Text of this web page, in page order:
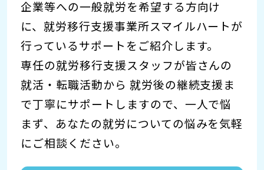
企業等への一般就労を希望する方向け
に、就労移行支援事業所スマイルハートが
行っているサポートをご紹介します。
専任の就労移行支援スタッフが皆さんの
就活・転職活動から 就労後の継続支援ま
で丁寧にサポートしますので、一人で悩
まず、あなたの就労についての悩みを気軽
にご相談ください。